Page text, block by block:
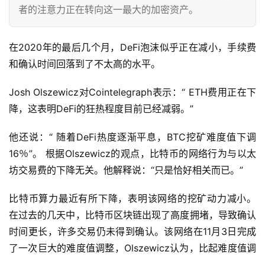
者的注意力正在转向这一最大的加密资产。
在2020年的最后几个月，DeFi泡沫似乎正在减小，手续费
和确认时间回落到了不太高的水平。
Josh Olszewicz对Cointelegraph表示：“ ETH费用正在下
降，这表明DeFi的狂热程度目前已经减弱。”
他还说：“ 随着DeFi热度逐渐平息，BTC挖矿难度值下调
16％”。 根据Olszewicz的观点，比特币的网络行为与以太
坊交易费的下降无关。他解释说：“只是恰好相关而已。”
比特币算力最近有所下降，表明该网络的挖矿动力减小。
在过去的几天中，比特币区块链出现了高度拥堵，导致确认
时间更长，许多交易仍未得到确认。该网络在11月3日完成
了一次巨大的难度值调整，Olszewicz认为，比起难度值调